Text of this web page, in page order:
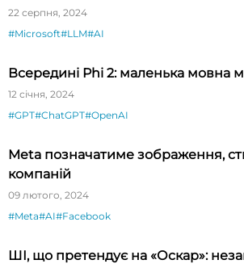
22 серпня, 2024
#Microsoft#LLM#AI
Всередині Phi 2: маленька мовна
12 січня, 2024
#GPT#ChatGPT#OpenAI
Meta позначатиме зображення,
компаній
09 лютого, 2024
#Meta#AI#Facebook
ШІ, що претендує на «Оскар»: